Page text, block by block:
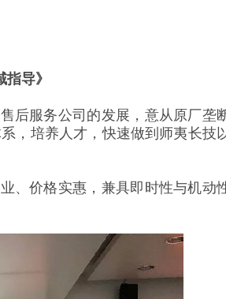
导》
后服务公司的发展，意从原厂垄
，培养人才，快速做到师夷长技
、价格实惠，兼具即时性与机动